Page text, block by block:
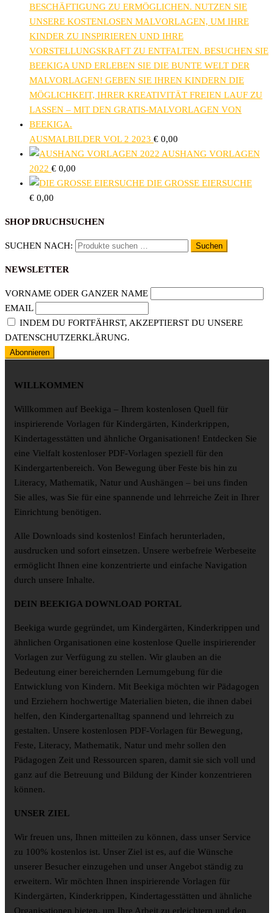
AUSMALBILDER VOL 2 2023 € 0,00
AUSHANG VORLAGEN
2022 € 0,00
DIE GROSSE EIERSUCHE
€ 0,00
SHOP DRUCHSUCHEN
SUCHEN NACH: Suchen
NEWSLETTER
VORNAME ODER GANZER NAME
EMAIL
INDEM DU FORTFÄHRST, AKZEPTIERST DU UNSERE
DATENSCHUTZERKLÄRUNG.
WILLKOMMEN
Willkommen auf Beekiga – Ihrem kostenlosen Quell für
inspirierende Vorlagen für Kindergärten, Kinderkrippen,
Kindertagesstätten und ähnliche Organisationen! Entdecken Sie
eine Vielfalt kostenloser PDF-Vorlagen speziell für den
Kindergartenbereich. Von Bewegung über Feste bis hin zu
Literacy, Mathematik, Natur und Aushängen – bei uns finden
Sie alles, was Sie für eine spannende und lehrreiche Zeit in Ihrer
Einrichtung benötigen.
Alle Downloads sind kostenlos! Einfach herunterladen,
ausdrucken und sofort einsetzen. Unsere werbefreie Werbeseite
ermöglicht Ihnen eine konzentrierte und einfache Navigation
durch unsere Inhalte.
DEIN BEEKIGA DOWNLOAD PORTAL
Beekiga wurde gegründet, um Kindergärten, Kinderkrippen und
ähnlichen Organisationen eine kostenlose Quelle inspirierender
Vorlagen zur Verfügung zu stellen. Wir glauben an die
Bedeutung einer bereichernden Lernumgebung für die
Entwicklung von Kindern. Mit Beekiga möchten wir Pädagogen
und Erziehern hochwertige Materialien bieten, die ihnen dabei
helfen, den Kindergartenalltag spannend und lehrreich zu
gestalten. Unsere kostenlosen PDF-Vorlagen für Bewegung,
Feste, Literacy, Mathematik, Natur und mehr sollen den
Pädagogen Zeit und Ressourcen sparen, damit sie sich voll und
ganz auf die Betreuung und Bildung der Kinder konzentrieren
können.
UNSER ZIEL
Wir freuen uns, Ihnen mitteilen zu können, dass unser Service
zu 100% kostenlos ist. Unser Ziel ist es, auf die Wünsche
unserer Besucher einzugehen und unser Angebot ständig zu
erweitern. Wir möchten Ihnen inspirierende Vorlagen für
Kindergärten, Kinderkrippen, Kindertagesstätten und ähnliche
Organisationen bieten, um Ihre Arbeit zu erleichtern und den